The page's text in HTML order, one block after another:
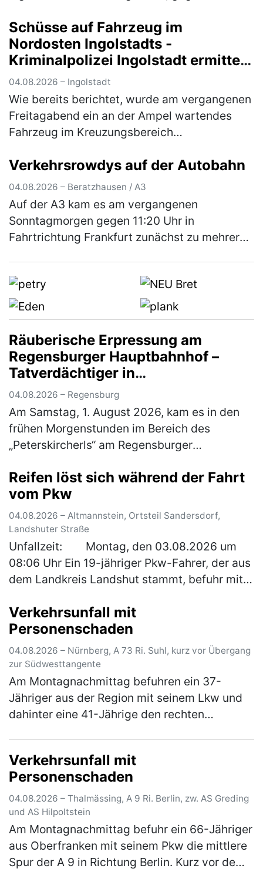
Ingolstadt wohnhafte Inder war …
Schüsse auf Fahrzeug im
Nordosten Ingolstadts -
Kriminalpolizei Ingolstadt ermittelt
mit Hochdruck und wendet sich an
die Öffentlichkeit
04.08.2026 – Ingolstadt
Wie bereits berichtet, wurde am vergangenen
Freitagabend ein an der Ampel wartendes
Fahrzeug im Kreuzungsbereich
und dadurch an der linken hinteren
Fahrzeugse…(mehr)
Verkehrsrowdys auf der Autobahn
04.08.2026 – Beratzhausen / A3
Auf der A3 kam es am vergangenen
Sonntagmorgen gegen 11:20 Uhr in
Fahrtrichtung Frankfurt zunächst zu mehreren
überholt…
Räuberische Erpressung am
Regensburger Hauptbahnhof –
Tatverdächtiger in
Untersuchungshaft
04.08.2026 – Regensburg
Am Samstag, 1. August 2026, kam es in den
frühen Morgenstunden im Bereich des
„Peterskircherls“ am Regensburger
Erpressung zum Nachteil eines 38-jährigen
Mannes. Ein…
Reifen löst sich während der Fahrt
vom Pkw
04.08.2026 – Altmannstein, Ortsteil Sandersdorf,
Landshuter Straße
Unfallzeit: Montag, den 03.08.2026 um
08:06 Uhr Ein 19-jähriger Pkw-Fahrer, der aus
dem Landkreis Landshut stammt, befuhr mit
Sandersdorf von Mindelstetten …
Verkehrsunfall mit
Personenschaden
04.08.2026 – Nürnberg, A 73 Ri. Suhl, kurz vor Übergang
zur Südwesttangente
Am Montagnachmittag befuhren ein 37-
Jähriger aus der Region mit seinem Lkw und
dahinter eine 41-Jährige den rechten
Verkehrsunfall mit
Personenschaden
04.08.2026 – Thalmässing, A 9 Ri. Berlin, zw. AS Greding
und AS Hilpoltstein
Am Montagnachmittag befuhr ein 66-Jähriger
aus Oberfranken mit seinem Pkw die mittlere
Spur der A 9 in Richtung Berlin. Kurz vor dem